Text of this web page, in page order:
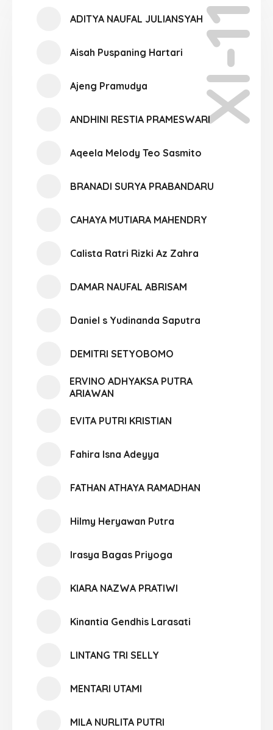
XI-11
ADITYA NAUFAL JULIANSYAH
Aisah Puspaning Hartari
Ajeng Pramudya
ANDHINI RESTIA PRAMESWARI
Aqeela Melody Teo Sasmito
BRANADI SURYA PRABANDARU
CAHAYA MUTIARA MAHENDRY
Calista Ratri Rizki Az Zahra
DAMAR NAUFAL ABRISAM
Daniel s Yudinanda Saputra
DEMITRI SETYOBOMO
ERVINO ADHYAKSA PUTRA
ARIAWAN
EVITA PUTRI KRISTIAN
Fahira Isna Adeyya
FATHAN ATHAYA RAMADHAN
Hilmy Heryawan Putra
Irasya Bagas Priyoga
KIARA NAZWA PRATIWI
Kinantia Gendhis Larasati
LINTANG TRI SELLY
MENTARI UTAMI
MILA NURLITA PUTRI